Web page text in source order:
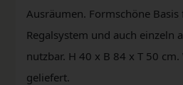
Ausräumen. Formschöne Basis
Regalsystem und auch einzeln
nutzbar. H 40 x B 84 x T 50
geliefert.